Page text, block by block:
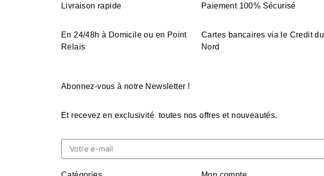
Livraison rapide
En 24/48h à Domicile ou en Point
Relais
Paiement 100% Sécurisé
Cartes bancaires via le Credit du
Nord
Abonnez-vous à notre Newsletter !
Et recevez en exclusivité toutes nos offres et nouveautés.